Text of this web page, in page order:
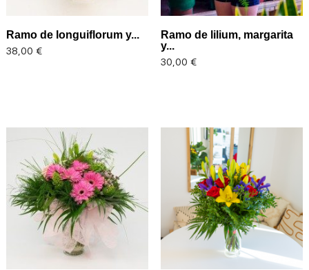
Ramo de longuiflorum y...
Precio
38,00 €
Ramo de lilium, margarita
y...
Precio
30,00 €